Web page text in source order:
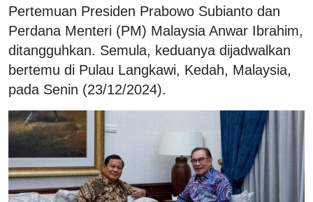
Pertemuan Presiden Prabowo Subianto dan
Perdana Menteri (PM) Malaysia Anwar Ibrahim,
ditangguhkan. Semula, keduanya dijadwalkan
bertemu di Pulau Langkawi, Kedah, Malaysia,
pada Senin (23/12/2024).